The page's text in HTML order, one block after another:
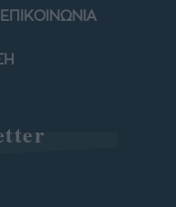
ΕΠΙΚΟΙΝΩΝΙΑ